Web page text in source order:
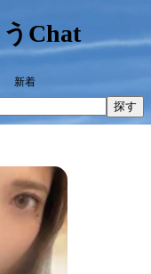
Chat
新着
探す